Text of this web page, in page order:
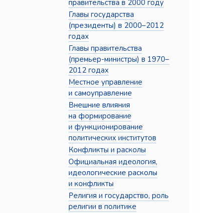
правительства в 2000 году
Главы государства
(президенты) в 2000–2012
годах
Главы правительства
(премьер-министры) в 1970–
2012 годах
Местное управление
и самоуправление
Внешние влияния
на формирование
и функционирование
политических институтов
Конфликты и расколы
Официальная идеология,
идеологические расколы
и конфликты
Религия и государство, роль
религии в политике